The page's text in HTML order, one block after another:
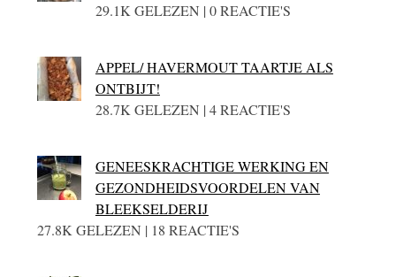
29.1K GELEZEN | 0 REACTIE'S
APPEL/ HAVERMOUT TAARTJE ALS
ONTBIJT!
28.7K GELEZEN | 4 REACTIE'S
GENEESKRACHTIGE WERKING EN
GEZONDHEIDSVOORDELEN VAN
BLEEKSELDERIJ
27.8K GELEZEN | 18 REACTIE'S